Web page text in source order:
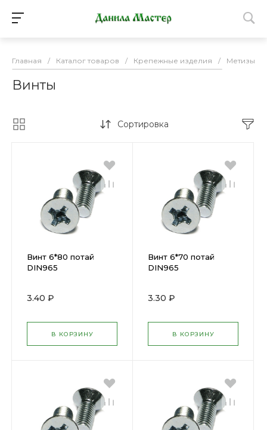
Главная / Каталог товаров / Крепежные изделия / Метизы
Винты
Сортировка
Винт 6*80 потай
DIN965
3.40 ₽
В КОРЗИНУ
Винт 6*70 потай
DIN965
3.30 ₽
В КОРЗИНУ